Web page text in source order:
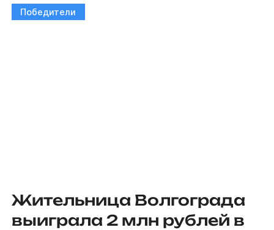
Победители
Жительница Волгограда
выиграла 2 млн рублей в